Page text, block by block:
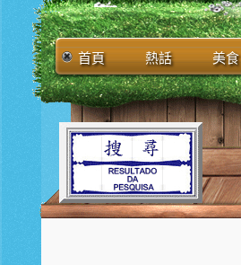
首頁 熱話 美食